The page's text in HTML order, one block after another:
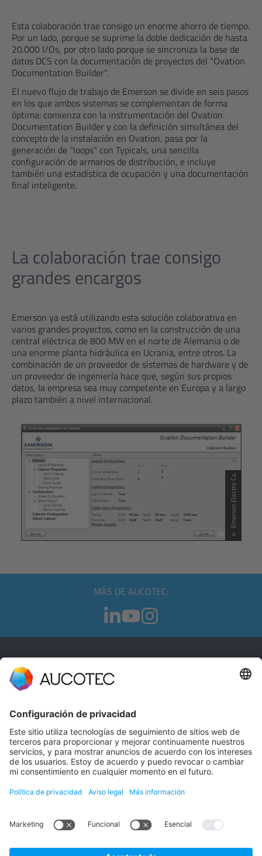
Esta colaboración trae consigo un enorme ahorro de tiempo.
Por un lado, porque se suprime la doble dedicación de hasta
20.000 I/Os, por otro lado porque se sincroniza la base de
datos DCS con la documentación de proyectos del "Ovation
Documentation Builder".
El nuevo flujo de trabajo de Emerson se divide en seis pasos
en los que ambos sistemas se complementan de forma
óptima: comienza con la instrumentación del Ovation
Documentation Builder y con la definición simultánea del
concepto de la instalación en Ovation, pasa por la
generación de "loops" con Typicals, una sencilla
configuración de armarios de distribución, e incluye
también una estadística de ocupación y una documentación
final inteligente.
La colaboración trae consigo
grandes encargos
Emerson ya está utilizando esta solución colaborativa en
varios grandes proyectos, como en la construcción de una
central eléctrica de 800 MW en el norte de Alemania o de
una enorme planta hidráulica en Ucrania, entre otros. La
combinación de un proveedor de sistemas de hardware y de
un proveedor de ingeniería hace que, según sus propios
datos, la empresa sea muy competente en Europa y a largo
plazo también a nivel internacional.
© Emerson Electric Co.
MÁS DE AUCOTEC:
CONTACTO
Teléfono +49 511 6103 0
AUCOTEC AG
30916 Isernhagen